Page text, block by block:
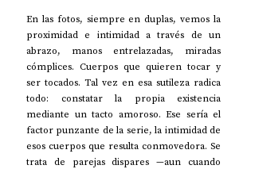
En las fotos, siempre en duplas, vemos la
proximidad e intimidad a través de un
abrazo, manos entrelazadas, miradas
cómplices. Cuerpos que quieren tocar y
ser tocados. Tal vez en esa sutileza radica
todo: constatar la propia existencia
mediante un tacto amoroso. Ese sería el
factor punzante de la serie, la intimidad de
esos cuerpos que resulta conmovedora. Se
trata de parejas dispares —aun cuando